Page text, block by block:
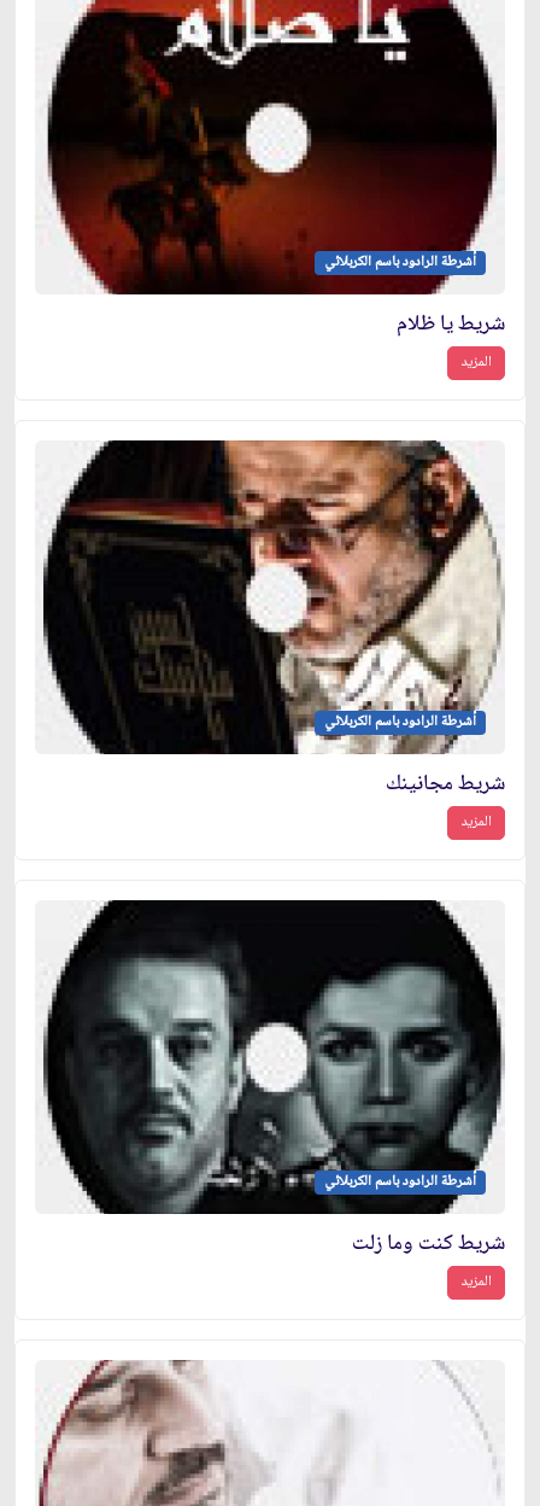
أشرطة الرادود باسم الكربلائي
شريط يا ظلام
المزيد
أشرطة الرادود باسم الكربلائي
شريط مجانينك
المزيد
أشرطة الرادود باسم الكربلائي
شريط كنت وما زلت
المزيد